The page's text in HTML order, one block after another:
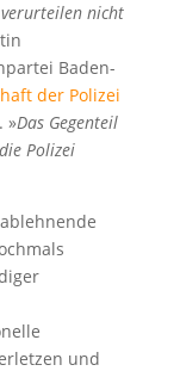
nicht
Baden-
der Polizei
»Das Gegenteil
Polizei
und